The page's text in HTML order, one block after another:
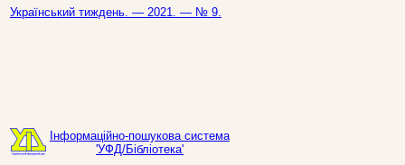
Український тиждень. — 2021. — № 9.
Інформаційно-пошукова система
'УФД/Бібліотека'